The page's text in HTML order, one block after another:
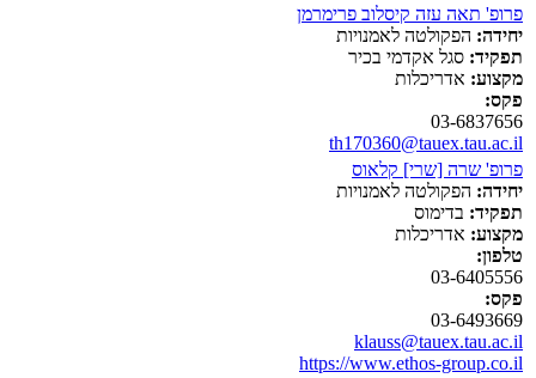
פרופ' תאה עזה קיסלוב פרימרמן
יחידה: הפקולטה לאמנויות
תפקיד: סגל אקדמי בכיר
מקצוע: אדריכלות
פקס:
03-6837656
th170360@tauex.tau.ac.il
פרופ' שרה [שרי] קלאוס
יחידה: הפקולטה לאמנויות
תפקיד: בדימוס
מקצוע: אדריכלות
טלפון:
03-6405556
פקס:
03-6493669
klauss@tauex.tau.ac.il
https://www.ethos-group.co.il